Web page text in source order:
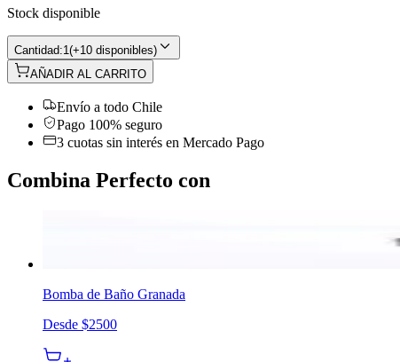
Stock disponible
Cantidad:1 (+10 disponibles)
AÑADIR AL CARRITO
Envío a todo Chile
Pago 100% seguro
3 cuotas sin interés en Mercado Pago
Combina Perfecto con
Bomba de Baño Granada
Desde $2500